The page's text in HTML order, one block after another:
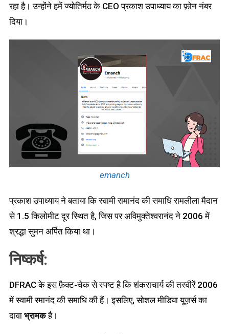
रहा है। उन्होंने हमें ज्योतिर्मठ के CEO प्रकाश उपाध्याय का फ़ोन नंबर
दिया।
emanch
प्रकाश उपाध्याय ने बताया कि स्वामी रामानंद की समाधि रामलीला मैदान
से 1.5 किलोमीट दूर स्थित है, जिस पर अविमुक्तेश्वरानंद ने 2006 में
श्रद्धा सुमन अर्पित किया था।
निष्कर्ष:
DFRAC के इस फ़ैक्ट-चेक से स्पष्ट है कि शंकराचार्य की तस्वीरें 2006
में स्वामी रमानंद की समाधि की हैं। इसलिए, सोशल मीडिया यूज़र्स का
दावा भ्रामकहै।